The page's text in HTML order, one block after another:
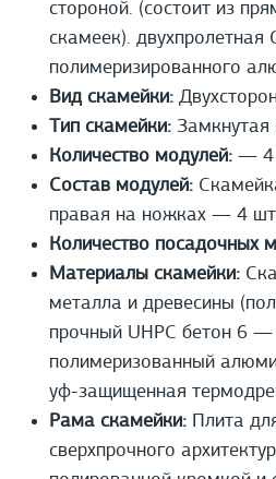
стороной. (состоит из
скамеек).
полимеризированного
Вид скамейки:
Тип скамейки: Замкнутая
Количество модулей: — 4
Состав модулей:
правая на ножках — 4
Количество посадочных
Материалы скамейки:
металла и древесины
прочный UHPС бетон 6 —
полимеризованный
уф-защищенная
Рама скамейки: Плита
сверхпрочного